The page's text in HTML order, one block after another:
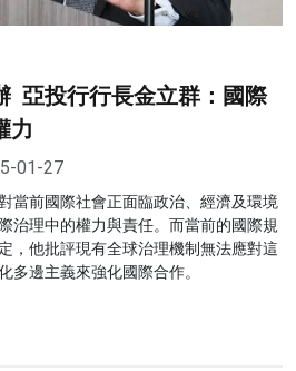
亞投行行長金立群：國際
力
01-27
當前國際社會正面臨政治、經濟及環境
治理中的權力與責任。而當前的國際規
，他批評現有全球治理機制無法應對這
多邊主義來強化國際合作。